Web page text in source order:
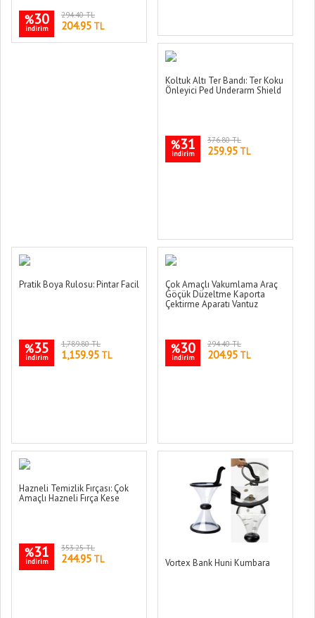
%30
indirim
294.40 TL
204.95 TL
Koltuk Altı Ter Bandı: Ter Koku
Önleyici Ped Underarm Shield
%31
indirim
376.80 TL
259.95 TL
Pratik Boya Rulosu: Pintar Facil
%35
indirim
1,789.80 TL
1,159.95 TL
Çok Amaçlı Vakumlama Araç
Göçük Düzeltme Kaporta
Çektirme Aparatı Vantuz
%30
indirim
294.40 TL
204.95 TL
Hazneli Temizlik Fırçası: Çok
Amaçlı Hazneli Fırça Kese
%31
indirim
353.25 TL
244.95 TL Vortex Bank Huni Kumbara